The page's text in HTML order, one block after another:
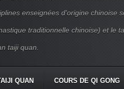
enseignées d'origine chinoise
traditionnelle chinoise) et le
taiji quan.
QUAN COURS DE QI GONG